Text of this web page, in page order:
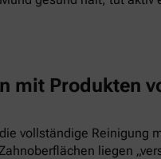
mit Produkten
vollständige Reinigung
liegen